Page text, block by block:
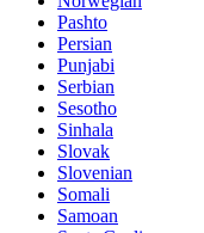
Pashto
Persian
Punjabi
Serbian
Sesotho
Sinhala
Slovak
Slovenian
Somali
Samoan